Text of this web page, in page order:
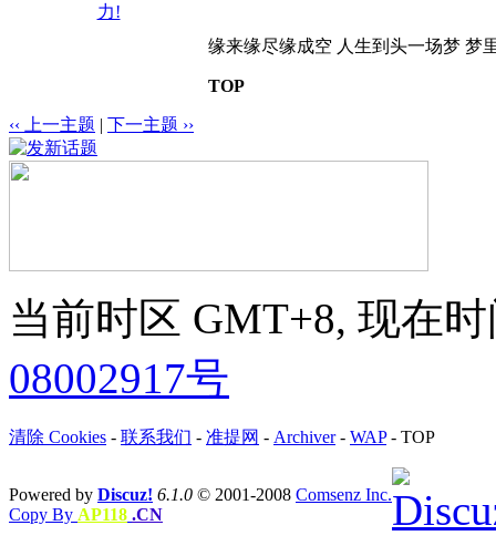
力!
缘来缘尽缘成空 人生到头一场梦 梦
TOP
‹‹ 上一主题 | 下一主题 ››
当前时区 GMT+8, 现在
08002917号
清除 Cookies - 联系我们 - 准提网 - Archiver- WAP- TOP
Powered by Discuz! 6.1.0 © 2001-2008 Comsenz Inc.
Copy By AP118 .CN